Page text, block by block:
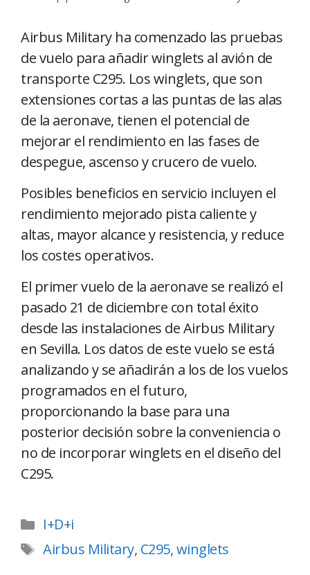
Airbus Military ha comenzado las pruebas
de vuelo para añadir winglets al avión de
transporte C295. Los winglets, que son
extensiones cortas a las puntas de las alas
de la aeronave, tienen el potencial de
mejorar el rendimiento en las fases de
despegue, ascenso y crucero de vuelo.
Posibles beneficios en servicio incluyen el
rendimiento mejorado pista caliente y
altas, mayor alcance y resistencia, y reduce
los costes operativos.
El primer vuelo de la aeronave se realizó el
pasado 21 de diciembre con total éxito
desde las instalaciones de Airbus Military
en Sevilla. Los datos de este vuelo se está
analizando y se añadirán a los de los vuelos
programados en el futuro,
proporcionando la base para una
posterior decisión sobre la conveniencia o
no de incorporar winglets en el diseño del
C295.
I+D+i
Airbus Military, C295,winglets